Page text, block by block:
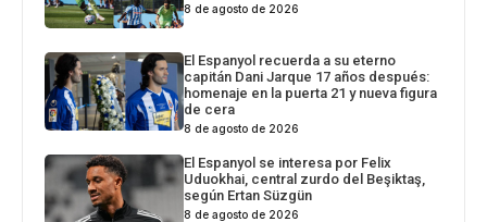
8 de agosto de 2026
El Espanyol recuerda a su eterno
capitán Dani Jarque 17 años después:
homenaje en la puerta 21 y nueva figura
de cera
8 de agosto de 2026
El Espanyol se interesa por Felix
Uduokhai, central zurdo del Beşiktaş,
según Ertan Süzgün
8 de agosto de 2026